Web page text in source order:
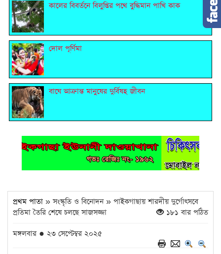
কালের বিবর্তনে বিলুপ্তির পথে বুদ্ধিমান পাখি কাক
দোল পূর্ণিমা
বাঘে আক্রান্ত মানুষের দুর্বিষহ জীবন
প্রথম পাতা » সংস্কৃতি ও বিনোদন » পাইকগাছায় শারদীয় দুর্গোৎসবে
প্রতিমা তৈরি শেষে চলছে সাজসজ্জা
১৮১ বার পঠিত
মঙ্গলবার ● ২৩ সেপ্টেম্বর ২০২৫